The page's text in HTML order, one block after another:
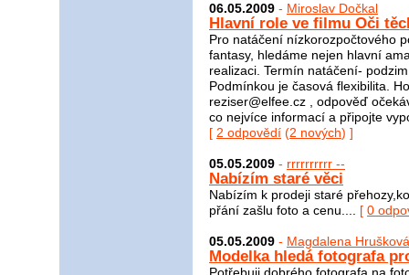
06.05.2009 - Miroslav Dočkal
Hlavní role ve filmu Oči
Pro natáčení nízkorozpočtového
fantasy, hledáme nejen hlavní
realizaci. Termín natáčení-
Podmínkou je časová flexibilita.
reziser@elfee.cz , odpověď
co nejvíce informací a připojte
[ 2 odpovědí (2 nových) ]
05.05.2009 - rrrrrrrrrr --
Nabízím staré věci
Nabízím k prodeji staré
přání zašlu foto a cenu.... [ 0
05.05.2009 - Magdalena Hrušková
Modelka hledá fotografa